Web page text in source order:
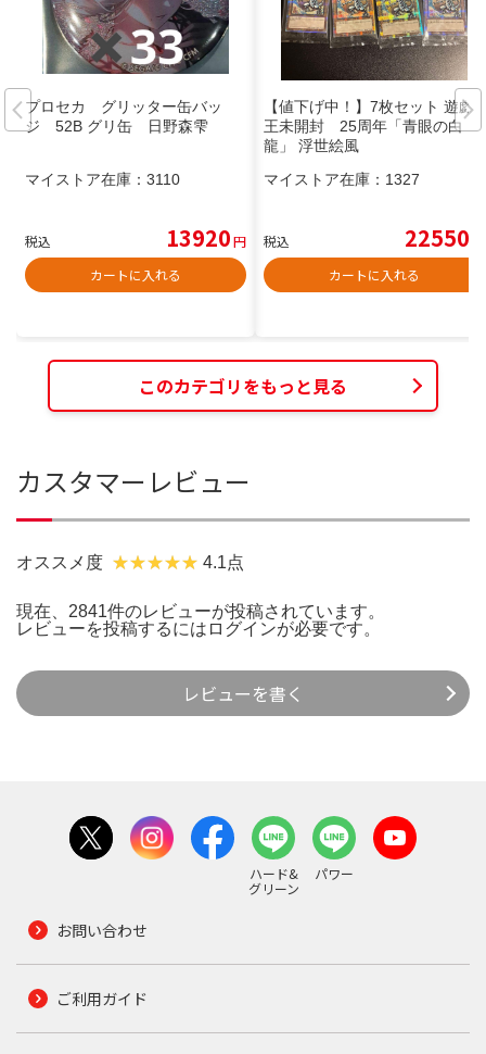
プロセカ グリッター缶バッ
ジ 52B グリ缶 日野森雫
マイストア在庫： 3110
税込 13920円
カートに入れる
【値下げ中！】7枚セット 遊戯
王未開封 25周年「青眼の白
龍」 浮世絵風
マイストア在庫： 1327
税込 22550
カートに入れる
このカテゴリをもっと見る
カスタマーレビュー
オススメ度 4.1点
現在、2841件のレビューが投稿されています。
レビューを投稿するには ログインが必要です。
レビューを書く
ハード&
グリーン
パワー
お問い合わせ
ご利用ガイド